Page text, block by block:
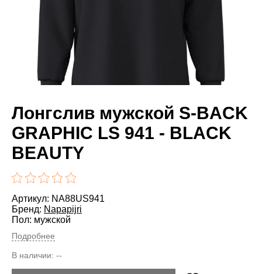
Лонгслив мужской S-BACK
GRAPHIC LS 941 - BLACK
BEAUTY
Артикул: NA88US941
Бренд: Napapijri
Пол: мужской
Подробнее
В наличии: --